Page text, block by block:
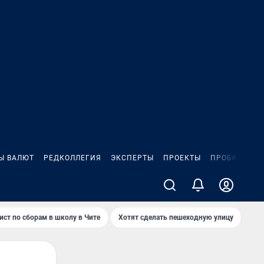
ВАЛЮТ РЕДКОЛЛЕГИЯ ЭКСПЕРТЫ ПРОЕКТЫ ПРОБКИ
по сборам в школу в Чите Хотят сделать пешеходную улицу